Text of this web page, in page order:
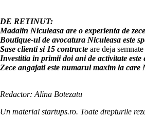
DE RETINUT:
Madalin Niculeasa are o experienta de
Boutique-ul de avocatura Niculeasa este
Sase clienti si 15 contracte are deja
Investitia in primii doi ani de activitate este
Zece angajati este numarul maxim la care
Redactor: Alina Botezatu
Un material startups.ro. Toate drepturile